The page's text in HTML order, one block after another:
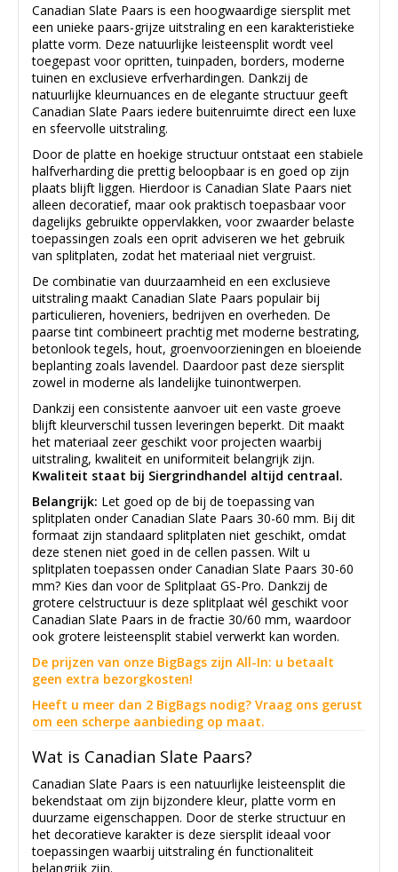
Canadian Slate Paars is een hoogwaardige siersplit met
een unieke paars-grijze uitstraling en een karakteristieke
platte vorm. Deze natuurlijke leisteensplit wordt veel
toegepast voor opritten, tuinpaden, borders, moderne
tuinen en exclusieve erfverhardingen. Dankzij de
natuurlijke kleurnuances en de elegante structuur geeft
Canadian Slate Paars iedere buitenruimte direct een luxe
en sfeervolle uitstraling.
Door de platte en hoekige structuur ontstaat een stabiele
halfverharding die prettig beloopbaar is en goed op zijn
plaats blijft liggen. Hierdoor is Canadian Slate Paars niet
alleen decoratief, maar ook praktisch toepasbaar voor
dagelijks gebruikte oppervlakken, voor zwaarder belaste
toepassingen zoals een oprit adviseren we het gebruik
van splitplaten, zodat het materiaal niet vergruist.
De combinatie van duurzaamheid en een exclusieve
uitstraling maakt Canadian Slate Paars populair bij
particulieren, hoveniers, bedrijven en overheden. De
paarse tint combineert prachtig met moderne bestrating,
betonlook tegels, hout, groenvoorzieningen en bloeiende
beplanting zoals lavendel. Daardoor past deze siersplit
zowel in moderne als landelijke tuinontwerpen.
Dankzij een consistente aanvoer uit een vaste groeve
blijft kleurverschil tussen leveringen beperkt. Dit maakt
het materiaal zeer geschikt voor projecten waarbij
uitstraling, kwaliteit en uniformiteit belangrijk zijn.
Kwaliteit staat bij Siergrindhandel altijd centraal.
Belangrijk: Let goed op de bij de toepassing van
splitplaten onder Canadian Slate Paars 30-60 mm. Bij dit
formaat zijn standaard splitplaten niet geschikt, omdat
deze stenen niet goed in de cellen passen. Wilt u
splitplaten toepassen onder Canadian Slate Paars 30-60
mm? Kies dan voor de Splitplaat GS-Pro. Dankzij de
grotere celstructuur is deze splitplaat wél geschikt voor
Canadian Slate Paars in de fractie 30/60 mm, waardoor
ook grotere leisteensplit stabiel verwerkt kan worden.
De prijzen van onze BigBags zijn All-In: u betaalt
geen extra bezorgkosten!
Heeft u meer dan 2 BigBags nodig? Vraag ons gerust
om een scherpe aanbieding op maat.
Wat is Canadian Slate Paars?
Canadian Slate Paars is een natuurlijke leisteensplit die
bekendstaat om zijn bijzondere kleur, platte vorm en
duurzame eigenschappen. Door de sterke structuur en
het decoratieve karakter is deze siersplit ideaal voor
toepassingen waarbij uitstraling én functionaliteit
belangrijk zijn.